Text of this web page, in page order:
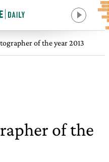
of the year 2013
of the